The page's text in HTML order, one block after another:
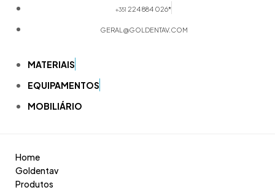
+351 224 884 026*
GERAL@GOLDENTAV.COM
MATERIAIS
EQUIPAMENTOS
MOBILIÁRIO
Home
Goldentav
Produtos